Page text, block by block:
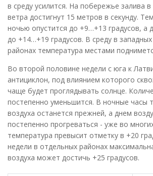
в среду усилится. На побережье залива
ветра достигнут 15 метров в секунду.
ночью опустится до +9…+13 градусов, а
до +14…+19 градусов. В среду в
районах температура местами
Во второй половине недели с юга к
антициклон, под влиянием которого
чаще будет проглядывать солнце.
постепенно уменьшится. В ночные часы
воздуха останется прежней, а днем
постепенно прогреваться - уже во
температура превысит отметку в +20
недели в отдельных районах
воздуха может достичь +25 градусов.